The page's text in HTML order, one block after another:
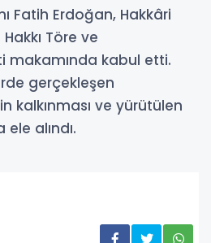
Fatih Erdoğan, Hakkâri
Töre ve
makamında kabul etti.
gerçekleşen
kalkınması ve yürütülen
alındı.